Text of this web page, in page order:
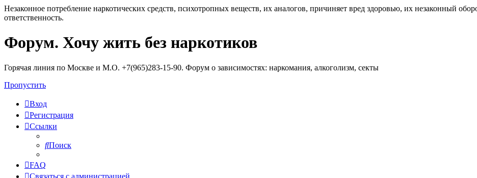
Незаконное потребление наркотических средств, психотропных веществ, их аналогов, причиняет вред здоровью, их незаконный
ответственность.
Регистрация
Форум. Хочу жить без наркотиков
Горячая линия по Москве и М.О. +7(965)283-15-90. Форум о зависимостях: наркомания, алкоголизм, секты
Пропустить
Вход
Регистрация
Ссылки
Поиск
FAQ
Связаться с администрацией